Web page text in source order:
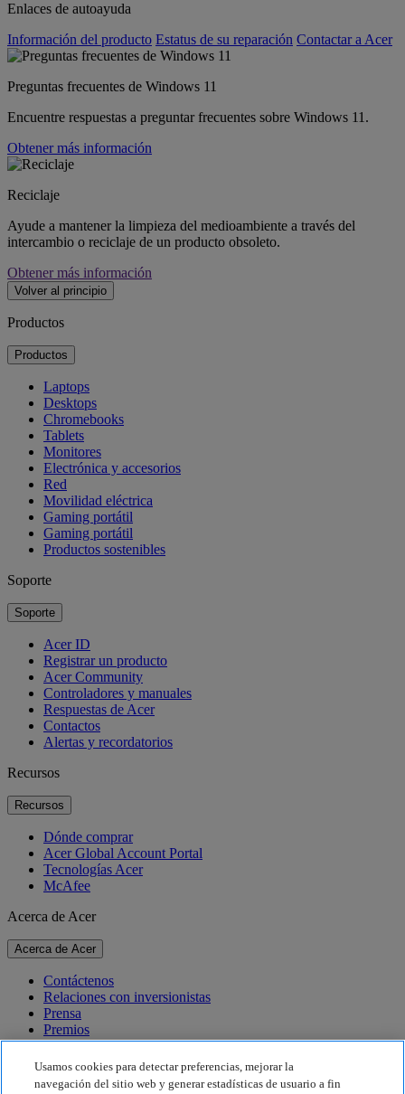
Enlaces de autoayuda
Información del producto Estatus de su reparación Contactar a Acer
Preguntas frecuentes de Windows 11
Encuentre respuestas a preguntar frecuentes sobre Windows 11.
Obtener más información
Reciclaje
Ayude a mantener la limpieza del medioambiente a través del
intercambio o reciclaje de un producto obsoleto.
Obtener más información
Volver al principio
Productos
Productos
Laptops
Desktops
Chromebooks
Tablets
Monitores
Electrónica y accesorios
Red
Movilidad eléctrica
Gaming portátil
Gaming portátil
Productos sostenibles
Soporte
Soporte
Acer ID
Registrar un producto
Acer Community
Controladores y manuales
Respuestas de Acer
Contactos
Alertas y recordatorios
Recursos
Recursos
Dónde comprar
Acer Global Account Portal
Tecnologías Acer
McAfee
Acerca de Acer
Acerca de Acer
Contáctenos
Relaciones con inversionistas
Prensa
Premios
Eventos
Sostenibilidad
Usamos cookies para detectar preferencias, mejorar la
navegación del sitio web y generar estadísticas de usuario a fin